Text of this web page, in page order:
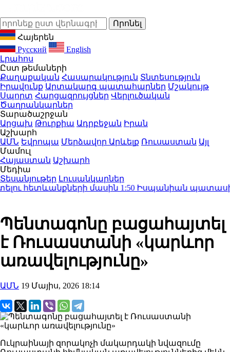
Հայերեն
Русский
English
Լրահոս
Ըստ թեմաների
Քաղաքական Հասարակություն Տնտեսություն
Իրավունք Արտակարգ պատահարներ Մշակույթ
Սպորտ Հարցազրույցներ Վերլուծական
Ծաղրանկարներ
Տարածաշրջան
Արցախ Թուրքիա Ադրբեջան Իրան
Աշխարհ
ԱՄՆ Եվրոպա Մերձավոր Արևելք Ռուսաստան Այլ
Մամուլ
Հայաստան Աշխարհ
Մեդիա
Տեսանյութեր Լուսանկարներ
հետևանքների մասին1:50 Իսպանիան պատասխան
Պենտագոնը բացահայտել
է Ռուսաստանի «կարևոր
առավելությունը»
ԱՄՆ 19 Մայիս, 2026 18:14
Ուկրաինայի զորակոչի մակարդակի նվազումը